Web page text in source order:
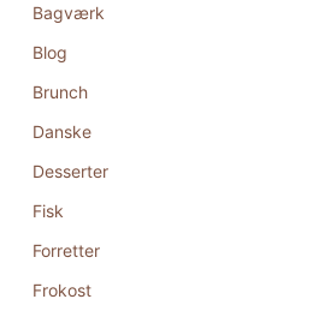
Bagværk
Blog
Brunch
Danske
Desserter
Fisk
Forretter
Frokost